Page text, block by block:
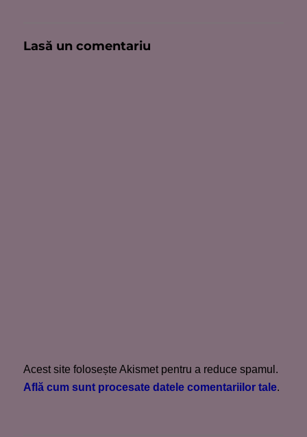
Lasă un comentariu
Acest site folosește Akismet pentru a reduce spamul.
Află cum sunt procesate datele comentariilor tale.